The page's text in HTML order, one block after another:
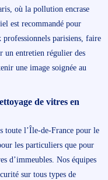
où la pollution encrase
est recommandé pour
parisiens, faire
un entretien régulier des
une image soignée au
de vitres en
toute l’Île-de-France pour le
les particuliers que pour
d’immeubles. Nos équipes
sur tous types de